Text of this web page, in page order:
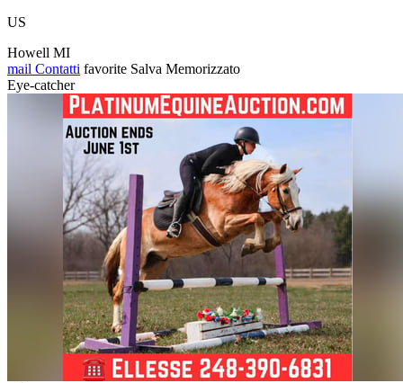
US
Howell MI
mail Contatti favorite Salva Memorizzato
Eye-catcher